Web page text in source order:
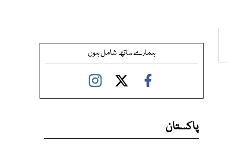
ہمارے ساتھ شامل ہوں
پاکستان